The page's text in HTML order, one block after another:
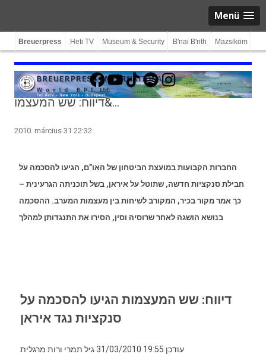
Menü
Breuerpress Heti TV Museum & Security B'nai B'rith Mazsiköm
Facebook
YouTube
TikTokSpotifyInstagram
דיווח: שש המעצמו&…
2010. március 31 22:32
החברות הקבועות במועצת הביטחון של האו”ם, הגיעו להסכמה על
חבילת סנקציות חדשה, שתוטל על איראן, בשל תוכניתה הגרעינית –
כך אמר מקור בכיר, המקורב לשיחות בין מעצמות המערב. ההסכמה
בנושא הושגה לאחר שרוסיה וסין, הסירו את התנגדותן למהלך
דיווח: שש המעצמות הגיעו להסכמה על
סנקציות נגד איראן
עודכן 19:55 31/03/2010 גיל תמרי ורות מרגלית